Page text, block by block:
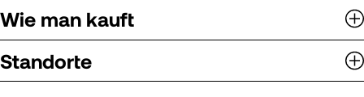
Wie man kauft
Standorte